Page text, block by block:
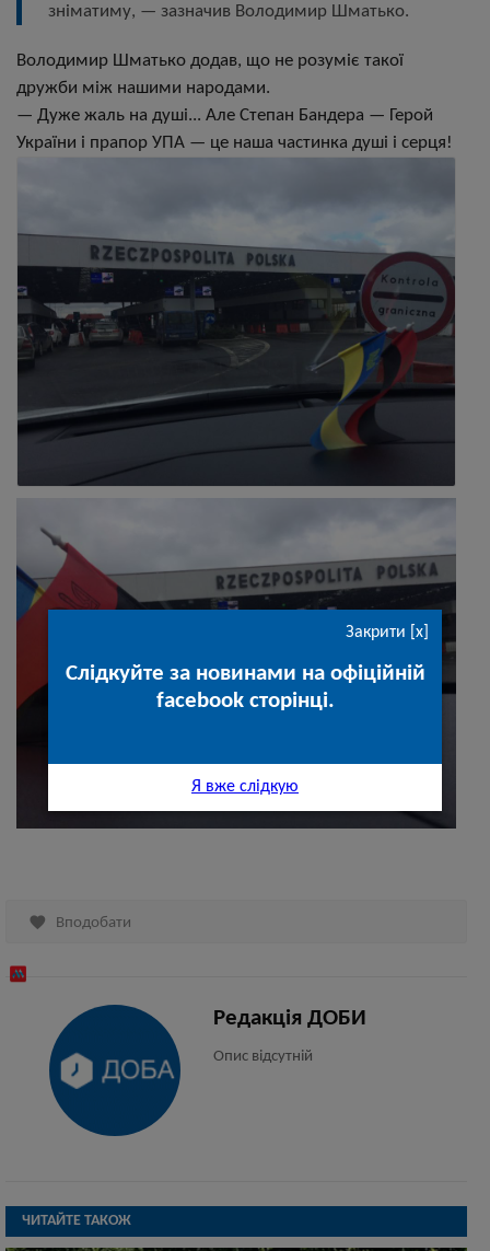
зніматиму, — зазначив Володимир Шматько.
Володимир Шматько додав, що не розуміє такої
дружби між нашими народами.
— Дуже жаль на душі... Але Степан Бандера — Герой
України і прапор УПА — це наша частинка душі і серця!
 Вподобати
Редакція ДОБИ
Опис відсутній
ЧИТАЙТЕ ТАКОЖ
Закрити [x]
Слідкуйте за новинами на офіційній
facebook сторінці.
Я вже слідкую